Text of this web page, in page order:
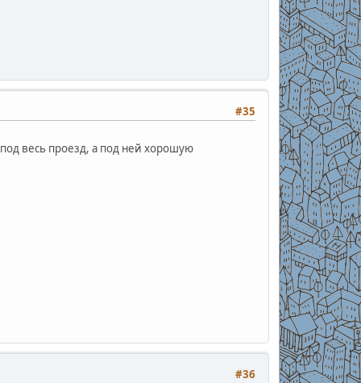
#35
весь проезд, а под ней хорошую
#36